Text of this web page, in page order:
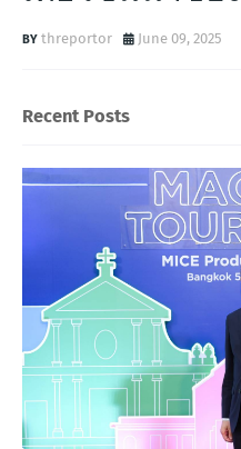
threportor June 09, 2025
Recent Posts